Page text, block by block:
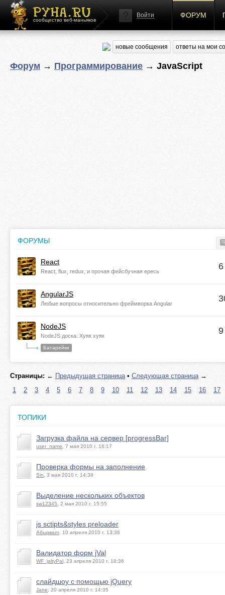
сообщество веб-маньяков
Войти ФОРУМ
новые сообщения ответы на мои
Форум → Программирование → JavaScript
ФОРУМЫ
React
React, flux, redux, и прочая фейсбучная ересь 6
AngularJS
Любые вопросы относительно фреймворка Angular
NodeJS
NodeJS доска. Хуяк хуяк
Батарейки
9
Страницы: ← Предыдущая страница• Следующая страница→
1
2 3 4 5 6 7 8 9 10 11 12 13 14 15 16 17
ТОПИКИ
Загрузка файла на сервер [progressBar]
user_name , 7 мая 2010 г. 16:17
Проверка формы на заполнение
Sin , 3 мая 2010 г. 14:38
Выделение нескольких объектов
sw12345 , 2 мая 2010 г. 15:55
js sctipts&styles preloader
Абырвалг, 10 апреля 2010 г. 13:36
Валидатор форм jVal
WF_jaltyPal , 23 апреля 2010 г. 18:36
слайдшоу с помощью jQuery
Jane , 20 апреля 2010 г. 14:35